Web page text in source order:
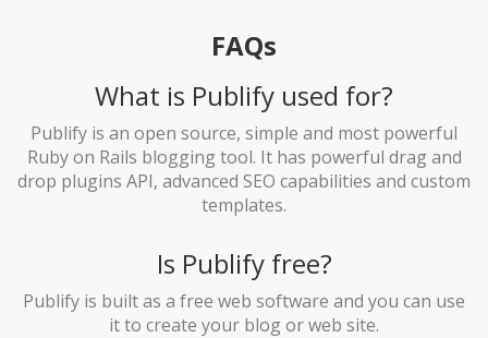
FAQs
What is Publify used for?
Publify is an open source, simple and most powerful
Ruby on Rails blogging tool. It has powerful drag and
drop plugins API, advanced SEO capabilities and custom
templates.
Is Publify free?
Publify is built as a free web software and you can use
it to create your blog or web site.